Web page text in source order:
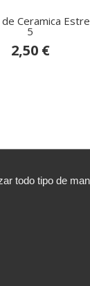
Ceramica
5
2,50 €
todo tipo de